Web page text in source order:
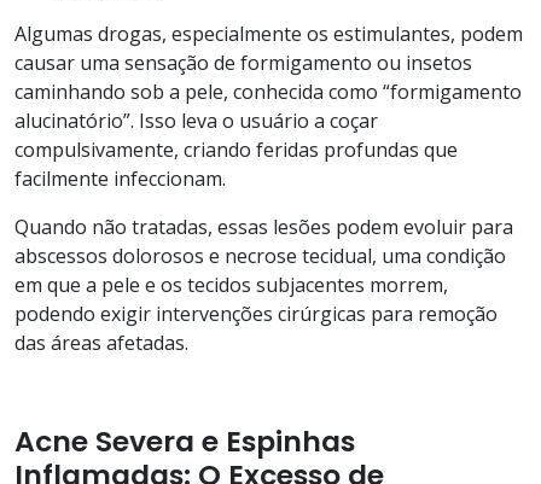
Algumas drogas, especialmente os estimulantes, podem
causar uma sensação de formigamento ou insetos
caminhando sob a pele, conhecida como “formigamento
alucinatório”. Isso leva o usuário a coçar
compulsivamente, criando feridas profundas que
facilmente infeccionam.
Quando não tratadas, essas lesões podem evoluir para
abscessos dolorosos e necrose tecidual, uma condição
em que a pele e os tecidos subjacentes morrem,
podendo exigir intervenções cirúrgicas para remoção
das áreas afetadas.
Acne Severa e Espinhas
Inflamadas: O Excesso de